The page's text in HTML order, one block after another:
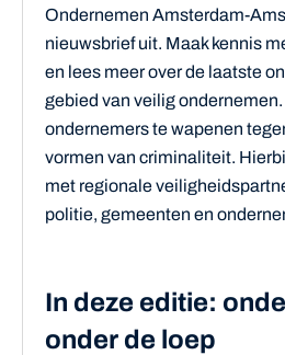
Ondernemen Amsterdam-
nieuwsbrief uit. Maak kennis
en lees meer over de laatste
gebied van veilig
ondernemers te wapenen
vormen van criminaliteit.
met regionale
politie, gemeenten en
In deze editie:
onder de loep